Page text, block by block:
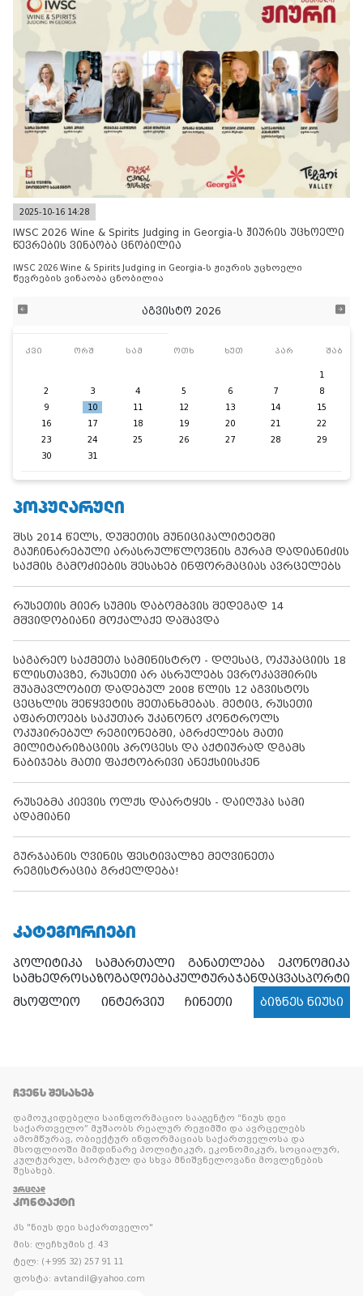
2025-10-16 14:28
IWSC 2026 Wine & Spirits Judging in Georgia-ს ჟიურის უცხოელი
წევრების ვინაობა ცნობილია
IWSC 2026 Wine & Spirits Judging in Georgia-ს ჟიურის უცხოელი
წევრების ვინაობა ცნობილია
აგვისტო 2026
კვი ორშ სამ ოთხ ხუთ პარ შაბ
1
2
3 4 5 6 7
8
9
10 11 12 13 14
15
16
17 18 19 20 21
22
23
24 25 26 27 28
29
30
31
ᲞᲝᲞᲣᲚᲐᲠᲣᲚᲘ
შსს 2014 წელს, დუშეთის მუნიციპალიტეტში
გაუჩინარებული არასრულწლოვნის გურამ დადიანიძის
საქმის გამოძიების შესახებ ინფორმაციას ავრცელებს
რუსეთის მიერ სუმის დაბომბვის შედეგად 14
მშვიდობიანი მოქალაქე დაშავდა
საგარეო საქმეთა სამინისტრო - დღესაც, ოკუპაციის 18
წლისთავზე, რუსეთი არ ასრულებს ევროკავშირის
შუამავლობით დადებულ 2008 წლის 12 აგვისტოს
ცეცხლის შეწყვეტის შეთანხმებას. მეტიც, რუსეთი
აფართოებს საკუთარ უკანონო კონტროლს
ოკუპირებულ რეგიონებში, აგრძელებს მათი
მილიტარიზაციის პროცესს და აქტიურად დგამს
ნაბიჯებს მათი ფაქტობრივი ანექსიისკენ
რუსებმა კიევის ოლქს დაარტყეს - დაიღუპა სამი
ადამიანი
გურჯაანის ღვინის ფესტივალზე მეღვინეთა
რეგისტრაცია გრძელდება!
ᲙᲐᲢᲔᲒᲝᲠᲘᲔᲑᲘ
პოლიტიკა სამართალი განათლება
ეკონომიკა
სამხედროსაზოგადოებაკულტურაჯანდაცვასპორტი
მსოფლიო
ინტერვიუ ჩინეთი ბიზნეს ნიუსი
ᲩᲕᲔᲜᲡ ᲨᲔᲡᲐᲮᲔᲑ
დამოუკიდებელი საინფორმაციო სააგენტო “ნიუს დეი
საქართველო” მუშაობს რეალურ რეჟიმში და ავრცელებს
ამომწურავ, ობიექტურ ინფორმაციას საქართველოსა და
მსოფლიოში მიმდინარე პოლიტიკურ, ეკონომიკურ, სოციალურ,
კულტურულ, სპორტულ და სხვა მნიშვნელოვანი მოვლენების
შესახებ.
ᲕᲠᲪᲚᲐᲓ
ᲙᲝᲜᲢᲐᲥᲢᲘ
პს "ნიუს დეი საქართველო"
მის: ლეჩხუმის ქ. 43
ტელ: (+995 32) 257 91 11
ფოსტა: avtandil@yahoo.com